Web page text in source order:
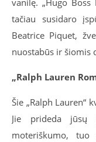
vanilę. „Hugo Boss
tačiau susidaro
Beatrice Piquet,
nuostabūs ir šiomis
„Ralph Lauren
Šie „Ralph Lauren“
Jie prideda jūsų
moteriškumo,